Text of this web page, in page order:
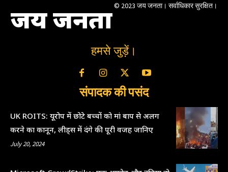
जय जनता © 2023 जय जनता। सर्वाधिकार सुरक्षित।
हमसे जुड़ें।
संपादक की पसंद
UK ROITS: यूरोप में छोटे बच्चों को मां बाप से अलग
करने का कानून, लीड्स में दंगे की पूरी वजह जानिए
July 20, 2024